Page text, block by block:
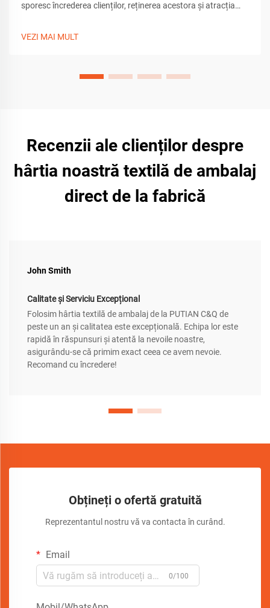
sporesc încrederea clienților, reținerea acestora și atracția
VEZI MAI MULT
Recenzii ale clienților despre
hârtia noastră textilă de ambalaj
direct de la fabrică
John Smith
Calitate și Serviciu Excepțional
Folosim hârtia textilă de ambalaj de la PUTIAN C&Q de
peste un an și calitatea este excepțională. Echipa lor este
rapidă în răspunsuri și atentă la nevoile noastre,
asigurându-se că primim exact ceea ce avem nevoie.
Recomand cu încredere!
Obțineți o ofertă gratuită
Reprezentantul nostru vă va contacta în curând.
Email
0/100